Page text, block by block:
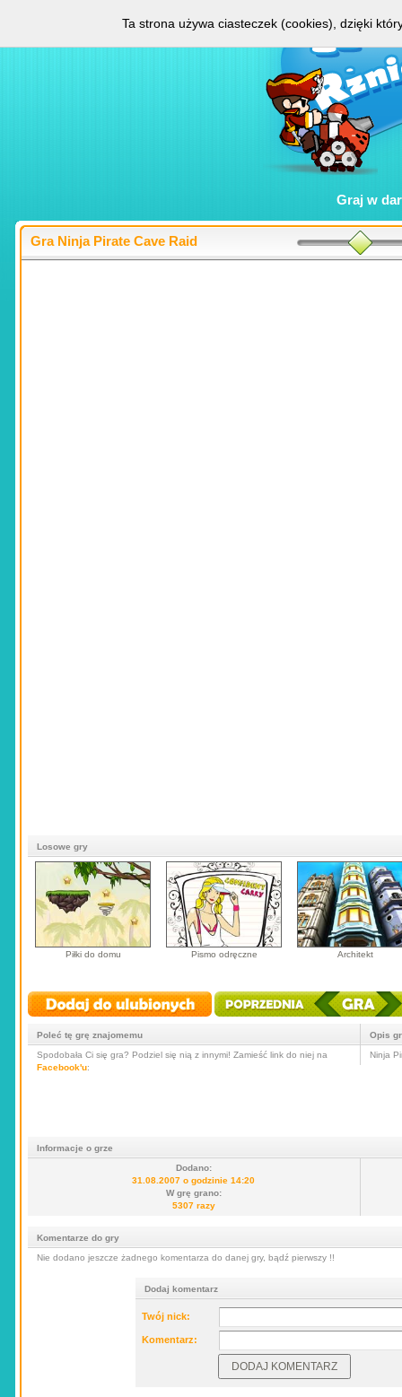
Graj w
Gra Ninja Pirate Cave Raid
Losowe gry
Piłki do domu Pismo odręczne Architekt
Poleć tę grę znajomemu
Spodobała Ci się gra? Podziel się nią z innymi! Zamieść link do niej na
Facebook'u:
Opis
Ninja
Informacje o grze
Dodano:
31.08.2007 o godzinie 14:20
W grę grano:
5307 razy
Komentarze do gry
Nie dodano jeszcze żadnego komentarza do danej gry, bądź pierwszy !!
Dodaj komentarz
Twój nick:
Komentarz:
Ta strona używa ciasteczek (cookies), dzięki